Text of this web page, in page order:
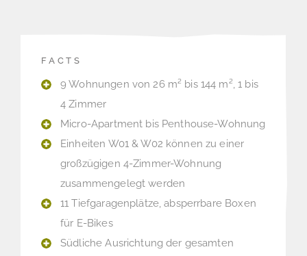
FACTS
9 Wohnungen von 26 m² bis 144 m², 1 bis
4 Zimmer
Micro-Apartment bis Penthouse-Wohnung
Einheiten W01 & W02 können zu einer
großzügigen 4-Zimmer-Wohnung
zusammengelegt werden
11 Tiefgaragenplätze, absperrbare Boxen
für E-Bikes
Südliche Ausrichtung der gesamten